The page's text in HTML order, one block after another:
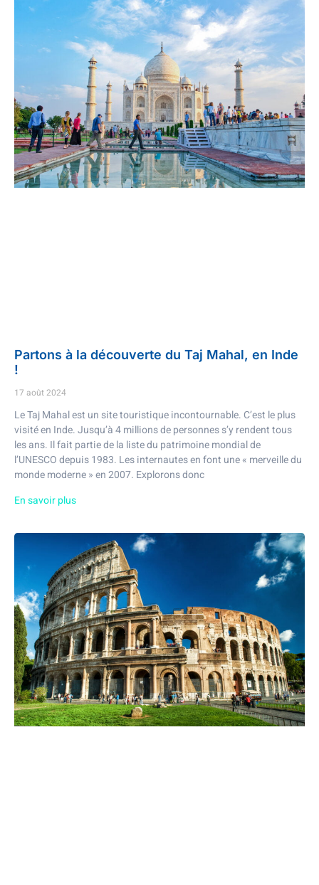
Partons à la découverte du Taj Mahal, en Inde
!
17 août 2024
Le Taj Mahal est un site touristique incontournable. C’est le plus
visité en Inde. Jusqu’à 4 millions de personnes s’y rendent tous
les ans. Il fait partie de la liste du patrimoine mondial de
l’UNESCO depuis 1983. Les internautes en font une « merveille du
monde moderne » en 2007. Explorons donc
En savoir plus